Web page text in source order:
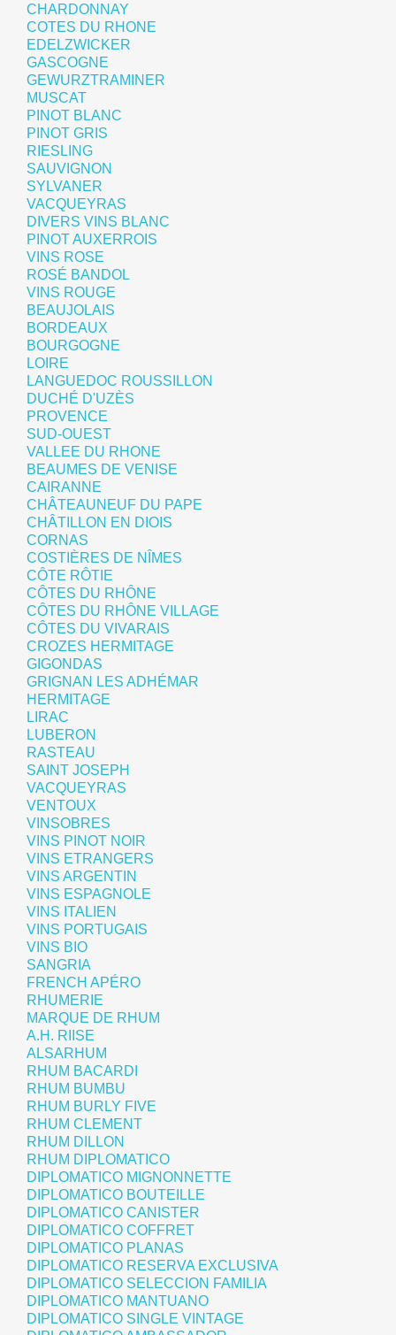
CHARDONNAY
COTES DU RHONE
EDELZWICKER
GASCOGNE
GEWURZTRAMINER
MUSCAT
PINOT BLANC
PINOT GRIS
RIESLING
SAUVIGNON
SYLVANER
VACQUEYRAS
DIVERS VINS BLANC
PINOT AUXERROIS
VINS ROSE
ROSÉ BANDOL
VINS ROUGE
BEAUJOLAIS
BORDEAUX
BOURGOGNE
LOIRE
LANGUEDOC ROUSSILLON
DUCHÉ D'UZÈS
PROVENCE
SUD-OUEST
VALLEE DU RHONE
BEAUMES DE VENISE
CAIRANNE
CHÂTEAUNEUF DU PAPE
CHÂTILLON EN DIOIS
CORNAS
COSTIÈRES DE NÎMES
CÔTE RÔTIE
CÔTES DU RHÔNE
CÔTES DU RHÔNE VILLAGE
CÔTES DU VIVARAIS
CROZES HERMITAGE
GIGONDAS
GRIGNAN LES ADHÉMAR
HERMITAGE
LIRAC
LUBERON
RASTEAU
SAINT JOSEPH
VACQUEYRAS
VENTOUX
VINSOBRES
VINS PINOT NOIR
VINS ETRANGERS
VINS ARGENTIN
VINS ESPAGNOLE
VINS ITALIEN
VINS PORTUGAIS
VINS BIO
SANGRIA
FRENCH APÉRO
RHUMERIE
MARQUE DE RHUM
A.H. RIISE
ALSARHUM
RHUM BACARDI
RHUM BUMBU
RHUM BURLY FIVE
RHUM CLEMENT
RHUM DILLON
RHUM DIPLOMATICO
DIPLOMATICO MIGNONNETTE
DIPLOMATICO BOUTEILLE
DIPLOMATICO CANISTER
DIPLOMATICO COFFRET
DIPLOMATICO PLANAS
DIPLOMATICO RESERVA EXCLUSIVA
DIPLOMATICO SELECCION FAMILIA
DIPLOMATICO MANTUANO
DIPLOMATICO SINGLE VINTAGE